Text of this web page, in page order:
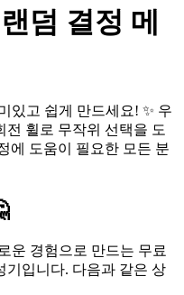
덤 결정 메
있고 쉽게 만드세요! ✨ 우
전 휠로 무작위 선택을 도
에 도움이 필요한 모든 분
운 경험으로 만드는 무료
기입니다. 다음과 같은 상